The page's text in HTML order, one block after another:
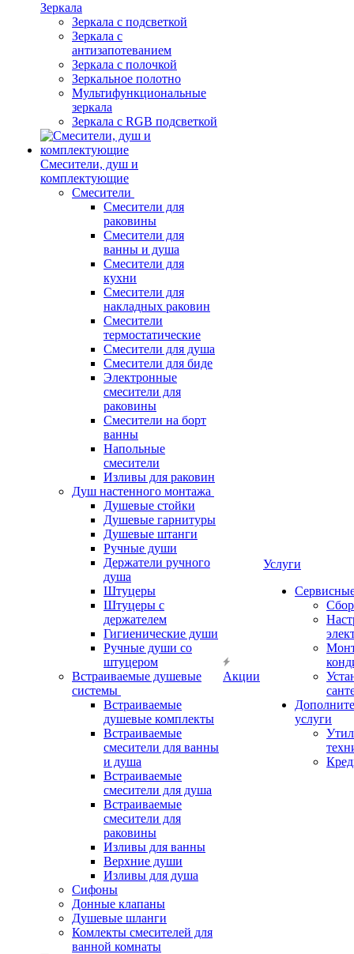
Зеркала
Зеркала с подсветкой
Зеркала с
антизапотеванием
Зеркала с полочкой
Зеркальное полотно
Мультифункциональные
зеркала
Зеркала c RGB подсветкой
Смесители, душ и
комплектующие
Смесители
Смесители для
раковины
Смесители для
ванны и душа
Смесители для
кухни
Смесители для
накладных раковин
Смесители
термостатические
Смесители для душа
Смесители для биде
Электронные
смесители для
раковины
Смесители на борт
ванны
Напольные
смесители
Изливы для раковин
Душ настенного монтажа
Душевые стойки
Душевые гарнитуры
Душевые штанги
Ручные души
Держатели ручного
душа
Штуцеры
Штуцеры с
держателем
Гигиенические души
Ручные души со
штуцером
Встраиваемые душевые
системы
Встраиваемые
душевые комплекты
Встраиваемые
смесители для ванны
и душа
Встраиваемые
смесители для душа
Встраиваемые
смесители для
раковины
Изливы для ванны
Верхние души
Изливы для душа
Сифоны
Донные клапаны
Душевые шланги
Комлекты смесителей для
ванной комнаты
Акции
Услуги
услуги